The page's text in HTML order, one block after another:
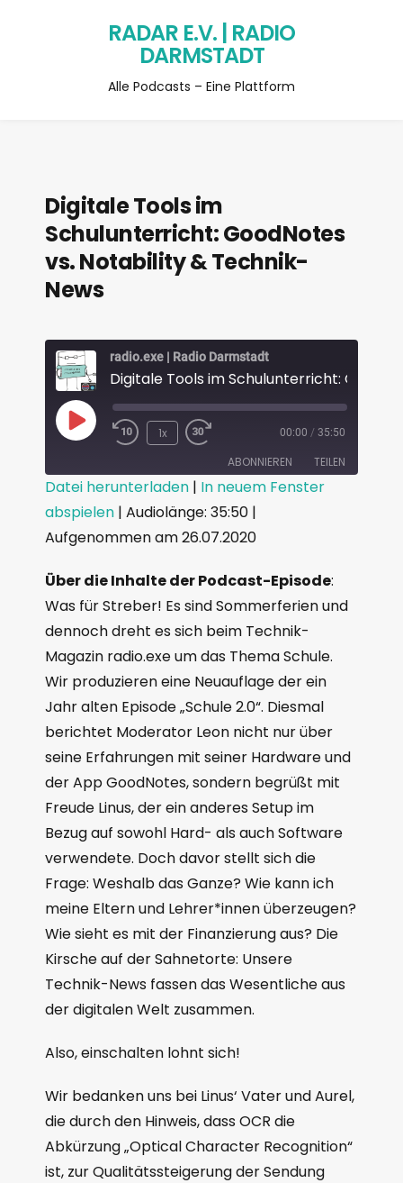
RADAR E.V. | RADIO
DARMSTADT
Alle Podcasts – Eine Plattform
Digitale Tools im
Schulunterricht: GoodNotes
vs. Notability & Technik-
News
radio.exe | Radio Darmstadt
1x 00:00 / 35:50
ABONNIEREN TEILEN
RSS FEED
TEILEN
LINK
EMBED
Datei herunterladen | In neuem Fenster
abspielen | Audiolänge: 35:50 |
Aufgenommen am 26.07.2020
Über die Inhalte der Podcast-Episode:
Was für Streber! Es sind Sommerferien und
dennoch dreht es sich beim Technik-
Magazin radio.exe um das Thema Schule.
Wir produzieren eine Neuauflage der ein
Jahr alten Episode „Schule 2.0“. Diesmal
berichtet Moderator Leon nicht nur über
seine Erfahrungen mit seiner Hardware und
der App GoodNotes, sondern begrüßt mit
Freude Linus, der ein anderes Setup im
Bezug auf sowohl Hard- als auch Software
verwendete. Doch davor stellt sich die
Frage: Weshalb das Ganze? Wie kann ich
meine Eltern und Lehrer*innen überzeugen?
Wie sieht es mit der Finanzierung aus? Die
Kirsche auf der Sahnetorte: Unsere
Technik-News fassen das Wesentliche aus
der digitalen Welt zusammen.
Also, einschalten lohnt sich!
Wir bedanken uns bei Linus‘ Vater und Aurel,
die durch den Hinweis, dass OCR die
Abkürzung „Optical Character Recognition“
ist, zur Qualitätssteigerung der Sendung